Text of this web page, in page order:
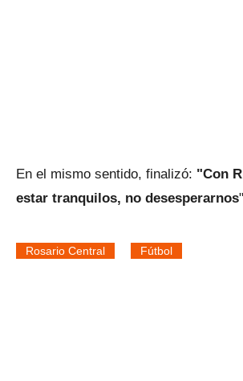
En el mismo sentido, finalizó: "Con
estar tranquilos, no desesperarnos
Rosario Central Fútbol